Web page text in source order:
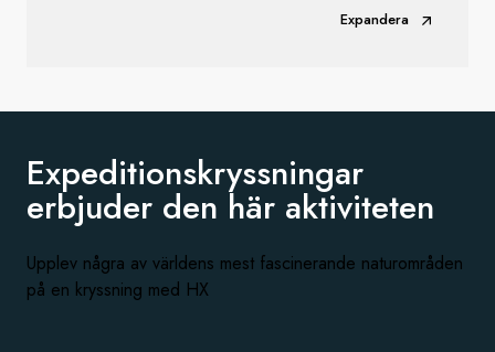
Expandera
Expeditionskryssningar
erbjuder den här aktiviteten
Upplev några av världens mest fascinerande naturområden
på en kryssning med HX